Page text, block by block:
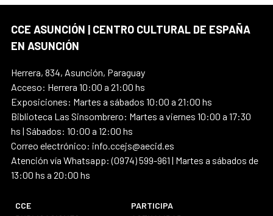
CCE ASUNCIÓN | CENTRO CULTURAL DE ESPAÑA
EN ASUNCIÓN
Herrera, 834, Asunción, Paraguay
Acceso: Herrera 10:00 a 21:00 hs
Exposiciones: Martes a sábados 10:00 a 21:00 hs
Biblioteca Las Sinsombrero: Martes a viernes 10:00 a 17:30
hs | Sábados: 10:00 a 12:00 hs
Correo electrónico: info.ccejs@aecid.es
Atención vía Whatsapp: (0974) 599-961 | Martes a sábados de
13:00 hs a 20:00 hs
CCE
PARTICIPA